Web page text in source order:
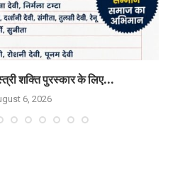
शक्ति पुरस्कार के लिए...
6, 2026